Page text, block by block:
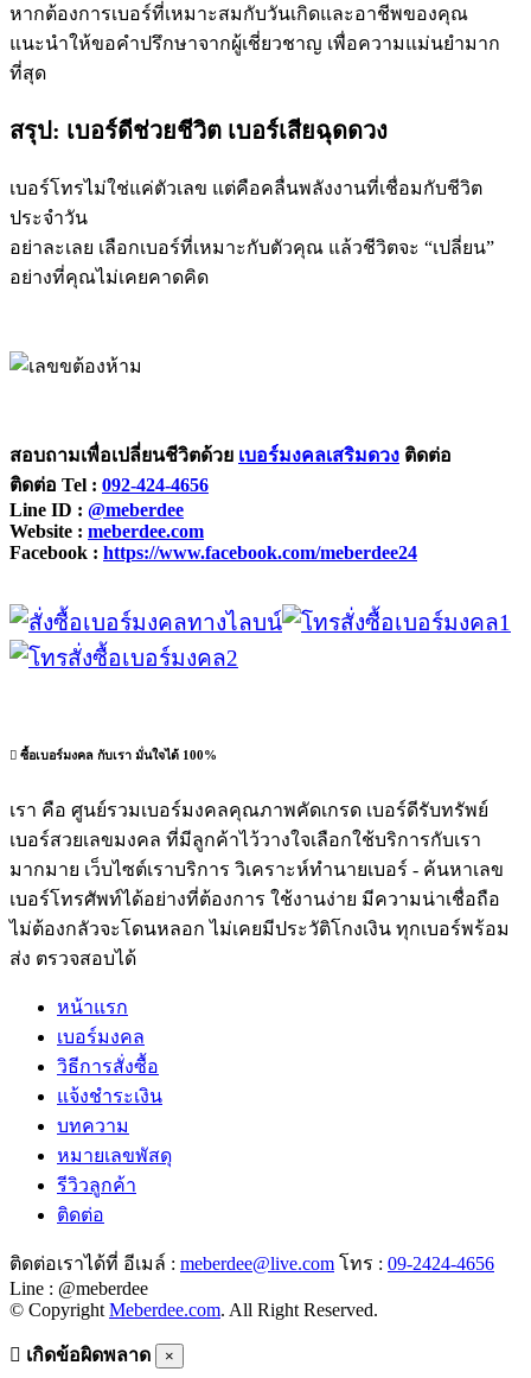
หากต้องการเบอร์ที่เหมาะสมกับวันเกิดและอาชีพของคุณ
แนะนำให้ขอคำปรึกษาจากผู้เชี่ยวชาญ เพื่อความแม่นยำมาก
ที่สุด
สรุป: เบอร์ดีช่วยชีวิต เบอร์เสียฉุดดวง
เบอร์โทรไม่ใช่แค่ตัวเลข แต่คือคลื่นพลังงานที่เชื่อมกับชีวิต
ประจำวัน
อย่าละเลย เลือกเบอร์ที่เหมาะกับตัวคุณ แล้วชีวิตจะ “เปลี่ยน”
อย่างที่คุณไม่เคยคาดคิด
สอบถามเพื่อเปลี่ยนชีวิตด้วย เบอร์มงคลเสริมดวง ติดต่อ
ติดต่อ Tel : 092-424-4656
Line ID : @meberdee
Website : meberdee.com
Facebook : https://www.facebook.com/meberdee24
ซื้อเบอร์มงคล กับเรา มั่นใจได้ 100%
เรา คือ ศูนย์รวมเบอร์มงคลคุณภาพคัดเกรด เบอร์ดีรับทรัพย์
เบอร์สวยเลขมงคล ที่มีลูกค้าไว้วางใจเลือกใช้บริการกับเรา
มากมาย เว็บไซต์เราบริการ วิเคราะห์ทำนายเบอร์ - ค้นหาเลข
เบอร์โทรศัพท์ได้อย่างที่ต้องการ ใช้งานง่าย มีความน่าเชื่อถือ
ไม่ต้องกลัวจะโดนหลอก ไม่เคยมีประวัติโกงเงิน ทุกเบอร์พร้อม
ส่ง ตรวจสอบได้
หน้าแรก
เบอร์มงคล
วิธีการสั่งซื้อ
แจ้งชำระเงิน
บทความ
หมายเลขพัสดุ
รีวิวลูกค้า
ติดต่อ
ติดต่อเราได้ที่ อีเมล์ : meberdee@live.com โทร : 09-2424-4656
Line : @meberdee
© Copyright Meberdee.com. All Right Reserved.
เกิดข้อผิดพลาด ×